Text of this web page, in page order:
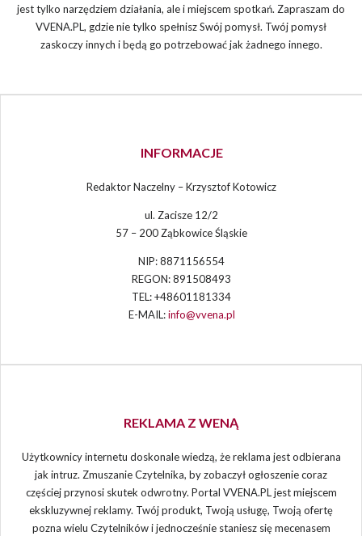
jest tylko narzędziem działania, ale i miejscem spotkań. Zapraszam do
VVENA.PL, gdzie nie tylko spełnisz Swój pomysł. Twój pomysł
zaskoczy innych i będą go potrzebować jak żadnego innego.
INFORMACJE
Redaktor Naczelny – Krzysztof Kotowicz
ul. Zacisze 12/2
57 – 200 Ząbkowice Śląskie
NIP: 8871156554
REGON: 891508493
TEL: +48601181334
E-MAIL:info@vvena.pl
REKLAMA Z WENĄ
Użytkownicy internetu doskonale wiedzą, że reklama jest odbierana
jak intruz. Zmuszanie Czytelnika, by zobaczył ogłoszenie coraz
częściej przynosi skutek odwrotny. Portal VVENA.PL jest miejscem
ekskluzywnej reklamy. Twój produkt, Twoją usługę, Twoją ofertę
pozna wielu Czytelników i jednocześnie staniesz się mecenasem